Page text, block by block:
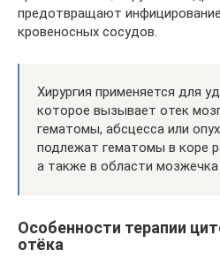
предотвращают
кровеносных сосудов.
Хирургия применяется для
которое вызывает отек
гематомы, абсцесса или
подлежат гематомы в коре
а также в области
Особенности терапии
отёка